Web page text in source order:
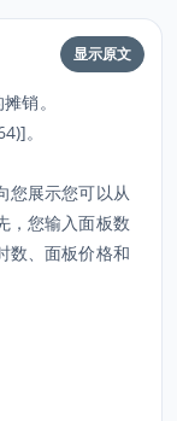
显示原文
销。
。
您展示您可以从
，您输入面板数
数、面板价格和